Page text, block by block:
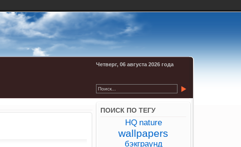
Четверг, 06 августа 2026 года
ПОИСК ПО ТЕГУ
HQ nature
wallpapers
бэкграунд